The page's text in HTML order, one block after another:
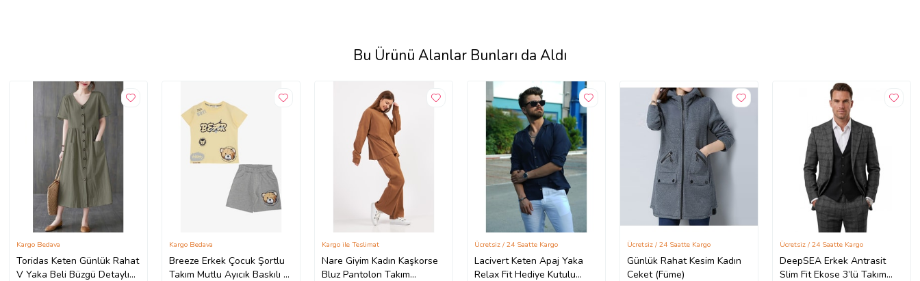
Bu Ürünü Alanlar Bunları da Aldı
Toridas Keten Günlük Rahat
V Yaka Beli Büzgü Detaylı
Kargo Bedava
Breeze Erkek Çocuk Şortlu
Takım Mutlu Ayıcık Baskılı 2-
Kargo Bedava
Nare Giyim Kadın Kaşkorse
Bluz Pantolon Takım
Kargo ile Teslimat
Lacivert Keten Apaj Yaka
Relax Fit Hediye Kutulu
Ücretsiz / 24 Saatte Kargo
Günlük Rahat Kesim Kadın
Ceket (Füme)
Ücretsiz / 24 Saatte Kargo
DeepSEA Erkek Antrasit
Slim Fit Ekose 3’lü Takım
Ücretsiz / 24 Saatte Kargo